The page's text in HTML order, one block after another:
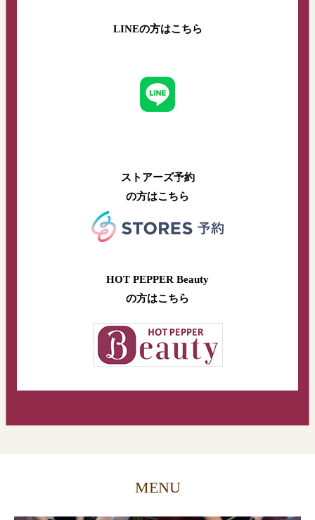
LINEの方はこちら
ストアーズ予約
の方はこちら
HOT PEPPER Beauty
の方はこちら
MENU